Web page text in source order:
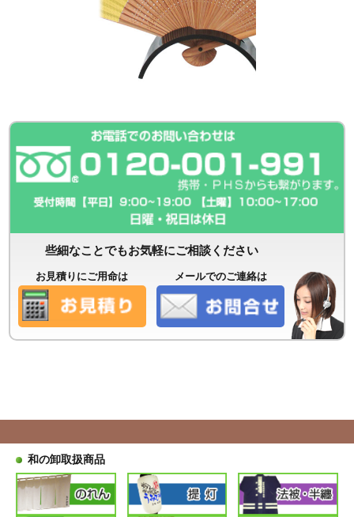
些細なことでもお気軽にご相談ください
お見積りにご用命は メールでのご連絡は
和の卸取扱商品